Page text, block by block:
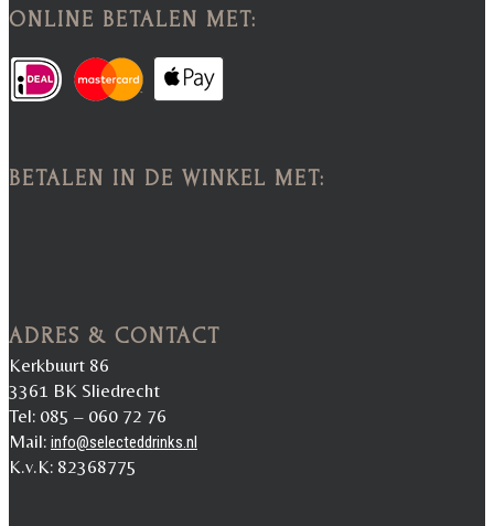
ONLINE BETALEN MET:
BETALEN IN DE WINKEL MET:
ADRES & CONTACT
Kerkbuurt 86
3361 BK Sliedrecht
Tel: 085 – 060 72 76
Mail: info@selecteddrinks.nl
K.v.K: 82368775